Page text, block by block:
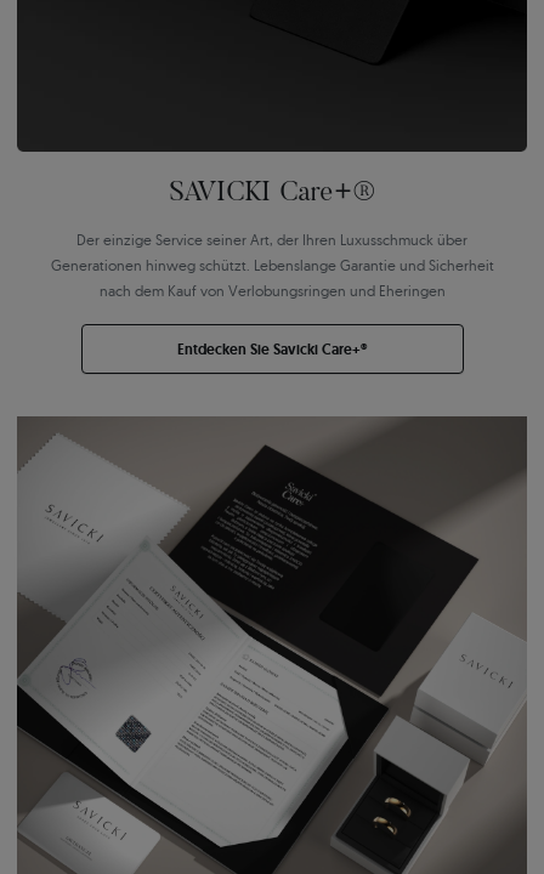
SAVICKI Care+®
Der einzige Service seiner Art, der Ihren Luxusschmuck über
Generationen hinweg schützt. Lebenslange Garantie und Sicherheit
nach dem Kauf von Verlobungsringen und Eheringen
Entdecken Sie Savicki Care+®